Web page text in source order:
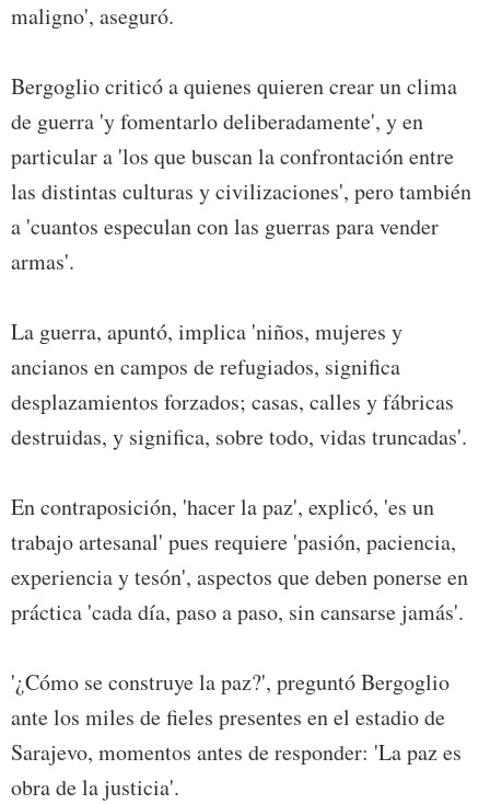
maligno', aseguró.
Bergoglio criticó a quienes quieren crear un clima
de guerra 'y fomentarlo deliberadamente', y en
particular a 'los que buscan la confrontación entre
las distintas culturas y civilizaciones', pero también
a 'cuantos especulan con las guerras para vender
armas'.
La guerra, apuntó, implica 'niños, mujeres y
ancianos en campos de refugiados, significa
desplazamientos forzados; casas, calles y fábricas
destruidas, y significa, sobre todo, vidas truncadas'.
En contraposición, 'hacer la paz', explicó, 'es un
trabajo artesanal' pues requiere 'pasión, paciencia,
experiencia y tesón', aspectos que deben ponerse en
práctica 'cada día, paso a paso, sin cansarse jamás'.
'¿Cómo se construye la paz?', preguntó Bergoglio
ante los miles de fieles presentes en el estadio de
Sarajevo, momentos antes de responder: 'La paz es
obra de la justicia'.